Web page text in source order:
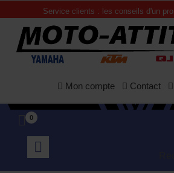
Service clients : les conseils d'un pro
Mon compte Contact
0